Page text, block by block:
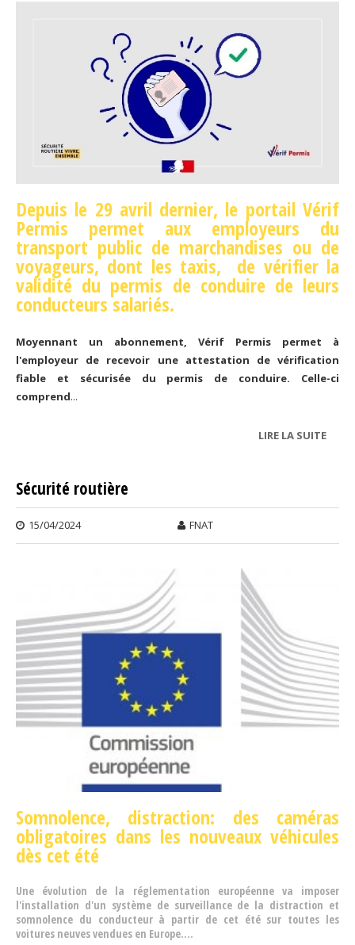
Depuis le 29 avril dernier, le portail Vérif
Permis permet aux employeurs du
transport public de marchandises ou de
voyageurs, dont les taxis, de vérifier la
validité du permis de conduire de leurs
conducteurs salariés.
Moyennant un abonnement, Vérif Permis permet à
l'employeur de recevoir une attestation de vérification
fiable et sécurisée du permis de conduire. Celle-ci
comprend...
LIRE LA SUITEDE
VÉRIF
Sécurité routière
15/04/2024 FNAT
Somnolence, distraction: des caméras
obligatoires dans les nouveaux véhicules
dès cet été
Une évolution de la réglementation européenne va imposer
l'installation d'un système de surveillance de la distraction et
somnolence du conducteur à partir de cet été sur toutes les
voitures neuves vendues en Europe....